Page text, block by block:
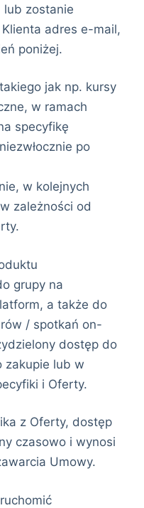
lub zostanie
adres e-mail,
poniżej.
jak np. kursy
w ramach
specyfikę
po
w kolejnych
zależności od
grupy na
a także do
/ spotkań on-
dostęp do
zakupie lub w
i Oferty.
z Oferty, dostęp
czasowo i wynosi
zawarcia Umowy.